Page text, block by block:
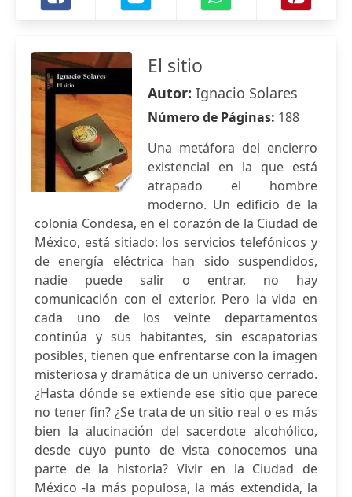
El sitio
Autor: Ignacio Solares
Número de Páginas: 188
Una metáfora del encierro
existencial en la que está
atrapado el hombre
moderno. Un edificio de la
colonia Condesa, en el corazón de la Ciudad de
México, está sitiado: los servicios telefónicos y
de energía eléctrica han sido suspendidos,
nadie puede salir o entrar, no hay
comunicación con el exterior. Pero la vida en
cada uno de los veinte departamentos
continúa y sus habitantes, sin escapatorias
posibles, tienen que enfrentarse con la imagen
misteriosa y dramática de un universo cerrado.
¿Hasta dónde se extiende ese sitio que parece
no tener fin? ¿Se trata de un sitio real o es más
bien la alucinación del sacerdote alcohólico,
desde cuyo punto de vista conocemos una
parte de la historia? Vivir en la Ciudad de
México -la más populosa, la más extendida, la